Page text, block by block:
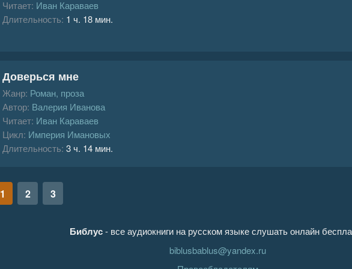
Читает: Иван Караваев
Длительность: 1 ч. 18 мин.
Доверься мне
Жанр: Роман, проза
Автор: Валерия Иванова
Читает: Иван Караваев
Цикл: Империя Имановых
Длительность: 3 ч. 14 мин.
1 2 3
Библус- все аудиокниги на русском языке слушать онлайн
biblusbablus@yandex.ru